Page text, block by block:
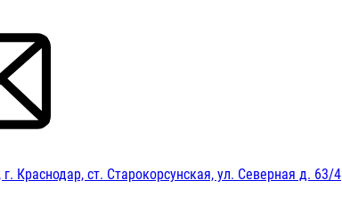
Краснодар, ст. Старокорсунская, ул. Северная д. 63/4